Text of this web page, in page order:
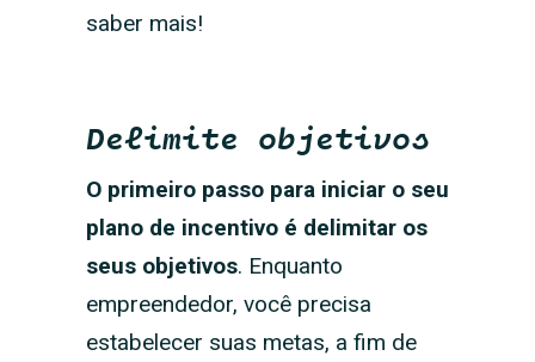
saber mais!
Delimite objetivos
O primeiro passo para iniciar o seu
plano de incentivo é delimitar os
seus objetivos. Enquanto
empreendedor, você precisa
estabelecer suas metas, a fim de